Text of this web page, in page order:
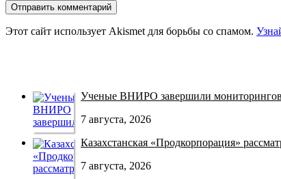
Этот сайт использует Akismet для борьбы со спамом.
Ученые ВНИРО завершили
7 августа, 2026
Казахстанская «Продкорпорация»
7 августа, 2026